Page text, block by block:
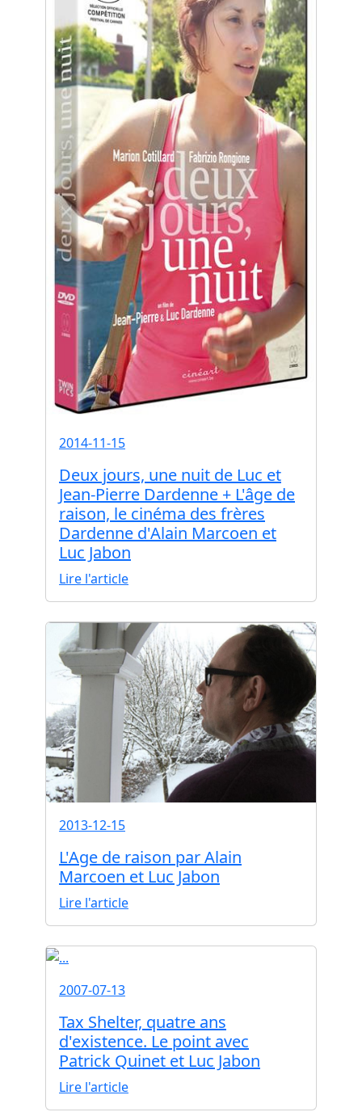
2014-11-15
Deux jours, une nuit de Luc et
Jean-Pierre Dardenne + L'âge de
raison, le cinéma des frères
Dardenne d'Alain Marcoen et
Luc Jabon
Lire l'article
2013-12-15
L'Age de raison par Alain
Marcoen et Luc Jabon
Lire l'article
2007-07-13
Tax Shelter, quatre ans
d'existence. Le point avec
Patrick Quinet et Luc Jabon
Lire l'article